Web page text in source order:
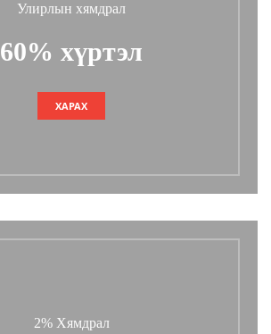
Улирлын хямдрал
60% хүртэл
ХАРАХ
2% Хямдрал